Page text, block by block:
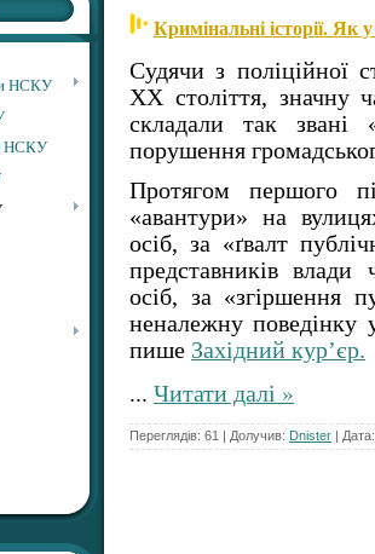
НСКУ
НСКУ
Кримінальні історії.
Судячи з поліційної
ХХ століття, значну
складали так звані
порушення
Протягом першого
«авантури» на
осіб, за «ґвалт
представників
осіб, за «згіршення
неналежну поведінку
пише Західний кур’єр.
... Читати далі »
Переглядів: 61 | Долучив: Dnister |